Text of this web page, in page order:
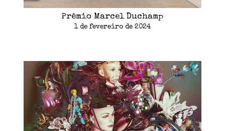
Prêmio Marcel Duchamp
1 de fevereiro de 2024